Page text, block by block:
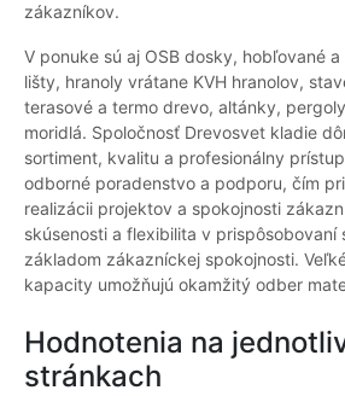
zákazníkov.
V ponuke sú aj OSB dosky, hobľované
lišty, hranoly vrátane KVH hranolov,
terasové a termo drevo, altánky,
moridlá. Spoločnosť Drevosvet kladie
sortiment, kvalitu a profesionálny
odborné poradenstvo a podporu, čím
realizácii projektov a spokojnosti
skúsenosti a flexibilita v prispôsobovaní
základom zákazníckej spokojnosti.
kapacity umožňujú okamžitý odber
Hodnotenia na
stránkach